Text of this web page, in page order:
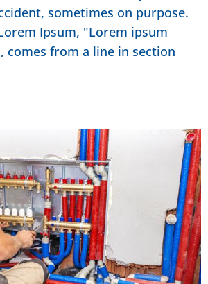
sometimes on purpose.
Ipsum, "Lorem ipsum
comes from a line in section